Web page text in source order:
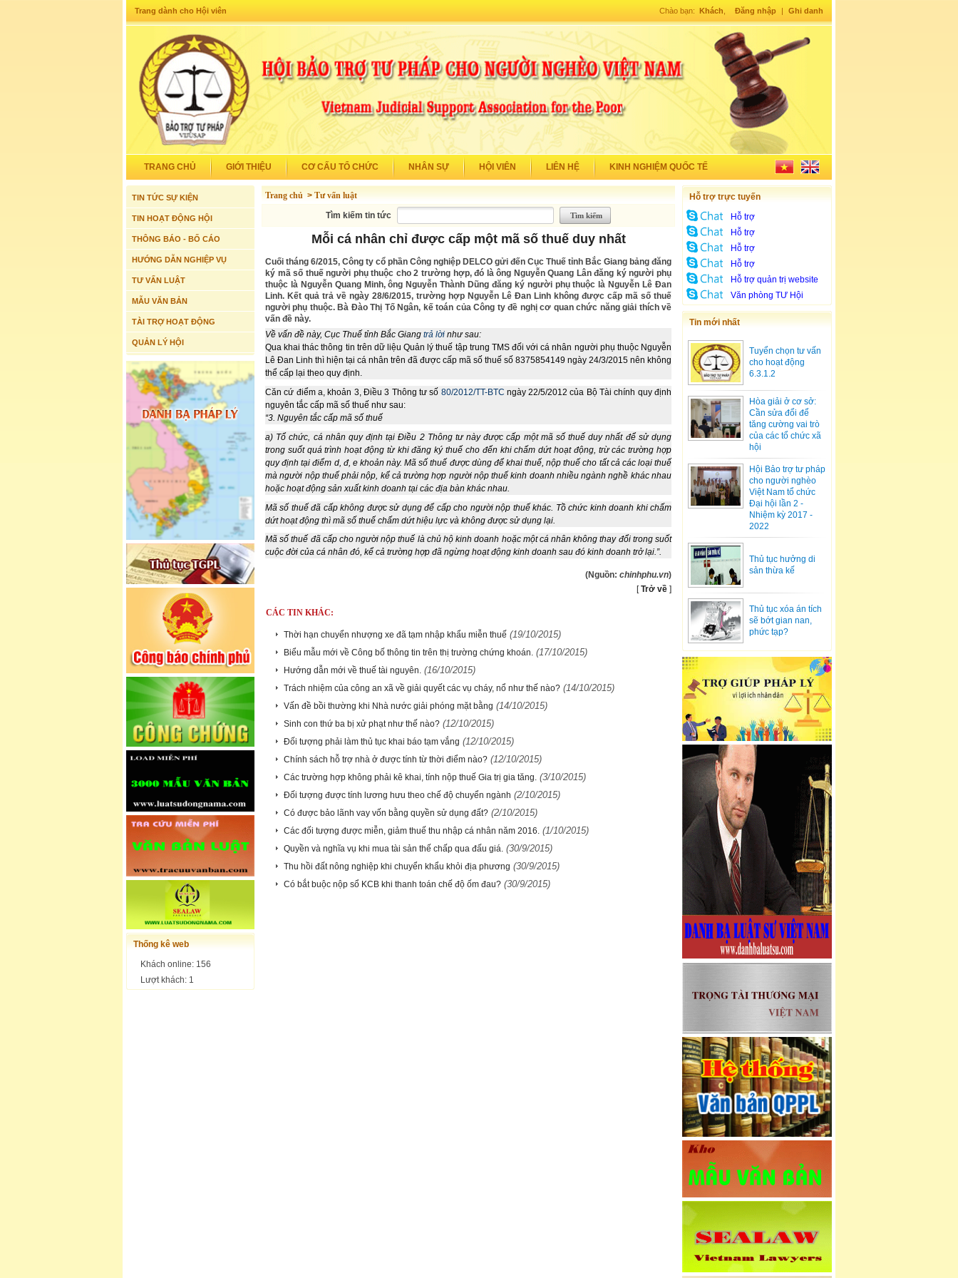
Trang dành cho Hội viên Chào bạn: Khách Đăng nhập | Ghi danh
TRANG CHỦ GIỚI THIỆU CƠ CẤU TỔ CHỨC NHÂN SỰ HỘI VIÊN LIÊN HỆ KINH NGHIỆM QUỐC TẾ
TIN TỨC SỰ KIỆN
TIN HOẠT ĐỘNG HỘI
THÔNG BÁO - BỐ CÁO
HƯỚNG DẪN NGHIỆP VỤ
TƯ VẤN LUẬT
MẪU VĂN BẢN
TÀI TRỢ HOẠT ĐỘNG
QUẢN LÝ HỘI
Thống kê web
Khách online: 156
Lượt khách: 1
Trang chủ > Tư vấn luật
Tìm kiếm tin tức
Mỗi cá nhân chỉ được cấp một mã số thuế duy nhất
Cuối tháng 6/2015, Công ty cổ phần Công nghiệp DELCO gửi đến Cục Thuế tỉnh Bắc Giang bảng đăng
ký mã số thuế người phụ thuộc cho 2 trường hợp, đó là ông Nguyễn Quang Lân đăng ký người phụ
thuộc là Nguyễn Quang Minh, ông Nguyễn Thành Dũng đăng ký người phụ thuộc là Nguyễn Lê Đan
Linh. Kết quả trả về ngày 28/6/2015, trường hợp Nguyễn Lê Đan Linh không được cấp mã số thuế
người phụ thuộc. Bà Đào Thị Tố Ngân, kế toán của Công ty đề nghị cơ quan chức năng giải thích về
vấn đề này.
Về vấn đề này, Cục Thuế tỉnh Bắc Giang trả lời như sau:
Qua khai thác thông tin trên dữ liệu Quản lý thuế tập trung TMS đối với cá nhân người phụ thuộc Nguyễn
Lê Đan Linh thì hiện tại cá nhân trên đã được cấp mã số thuế số 8375854149 ngày 24/3/2015 nên không
thể cấp lại theo quy định.
Căn cứ điểm a, khoản 3, Điều 3 Thông tư số 80/2012/TT-BTC ngày 22/5/2012 của Bộ Tài chính quy định
nguyên tắc cấp mã số thuế như sau:
“3. Nguyên tắc cấp mã số thuế
a) Tổ chức, cá nhân quy định tại Điều 2 Thông tư này được cấp một mã số thuế duy nhất để sử dụng
trong suốt quá trình hoạt động từ khi đăng ký thuế cho đến khi chấm dứt hoạt động, trừ các trường hợp
quy định tại điểm d, đ, e khoản này. Mã số thuế được dùng để khai thuế, nộp thuế cho tất cả các loại thuế
mà người nộp thuế phải nộp, kể cả trường hợp người nộp thuế kinh doanh nhiều ngành nghề khác nhau
hoặc hoạt động sản xuất kinh doanh tại các địa bàn khác nhau.
Mã số thuế đã cấp không được sử dụng để cấp cho người nộp thuế khác. Tồ chức kinh doanh khi chấm
dứt hoạt động thì mã số thuế chấm dứt hiệu lực và không được sử dụng lại.
Mã số thuế đã cấp cho người nộp thuế là chủ hộ kinh doanh hoặc một cá nhân không thay đổi trong suốt
cuộc đời của cá nhân đó, kể cả trường hợp đã ngừng hoạt động kinh doanh sau đó kinh doanh trở lại.”.
(Nguồn: chinhphu.vn)
[Trở về ]
CÁC TIN KHÁC:
Thời hạn chuyển nhượng xe đã tạm nhập khẩu miễn thuế (19/10/2015)
Biểu mẫu mới về Công bố thông tin trên thị trường chứng khoán. (17/10/2015)
Hướng dẫn mới về thuế tài nguyên. (16/10/2015)
Trách nhiệm của công an xã về giải quyết các vụ cháy, nổ như thế nào? (14/10/2015)
Vấn đề bồi thường khi Nhà nước giải phóng mặt bằng (14/10/2015)
Sinh con thứ ba bị xử phạt như thế nào? (12/10/2015)
Đối tượng phải làm thủ tục khai báo tạm vắng (12/10/2015)
Chính sách hỗ trợ nhà ở được tính từ thời điểm nào? (12/10/2015)
Các trường hợp không phải kê khai, tính nộp thuế Gia trị gia tăng. (3/10/2015)
Đối tượng được tính lương hưu theo chế độ chuyển ngành (2/10/2015)
Có được bảo lãnh vay vốn bằng quyền sử dụng đất? (2/10/2015)
Các đối tượng được miễn, giảm thuế thu nhập cá nhân năm 2016. (1/10/2015)
Quyền và nghĩa vụ khi mua tài sản thế chấp qua đấu giá. (30/9/2015)
Thu hồi đất nông nghiệp khi chuyển khẩu khỏi địa phương (30/9/2015)
Có bắt buộc nộp sổ KCB khi thanh toán chế độ ốm đau? (30/9/2015)
Hỗ trợ trực tuyến
Hỗ trợ
Hỗ trợ
Hỗ trợ
Hỗ trợ
Hỗ trợ quản trị website
Văn phòng TƯ Hội
Tin mới nhất
Tuyển chọn tư vấn
cho hoạt động
6.3.1.2
Hòa giải ở cơ sở:
Cần sửa đổi để
tăng cường vai trò
của các tổ chức xã
hội
Hội Bảo trợ tư pháp
cho người nghèo
Việt Nam tổ chức
Đại hội lần 2 -
Nhiệm kỳ 2017 -
2022
Thủ tục hưởng di
sản thừa kế
Thủ tục xóa án tích
sẽ bớt gian nan,
phức tạp?